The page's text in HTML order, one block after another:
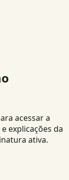
acessar a
explicações da
ativa.